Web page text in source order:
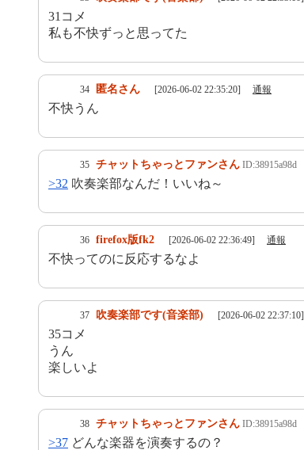
31コメ
私も不快ずっと思ってた
34 匿名さん [2026-06-02 22:35:20] 通報
不快うん
35 チャットちゃっとファンさん ID:38915a98d
>32 吹奏楽部なんだ！いいね～
36 firefox版fk2 [2026-06-02 22:36:49] 通報
不快ってのに反応するなよ
37 吹奏楽部です(音楽部) [2026-06-02 22:37:10]
35コメ
うん
楽しいよ
38 チャットちゃっとファンさん ID:38915a98d
>37 どんな楽器を演奏するの？